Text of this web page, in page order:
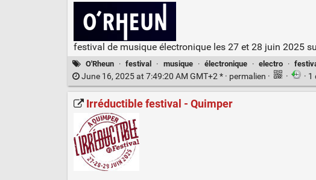
festival de musique électronique les 27 et 28 juin 2025
O'Rheun · festival · musique · électronique · electro ·
June 16, 2025 at 7:49:20 AM GMT+2 * · permalien · · ·
Irréductible festival - Quimper